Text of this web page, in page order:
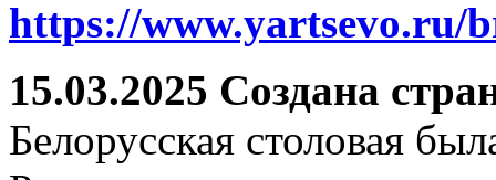
https://www.yartsevo.ru/
15.03.2025 Создана
Белорусская столовая